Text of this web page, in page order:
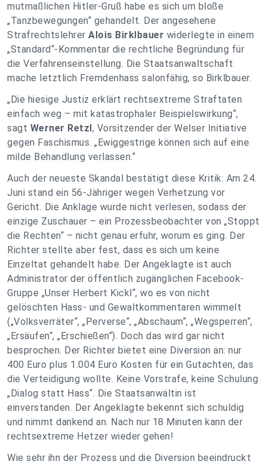
mutmaßlichen Hitler-Gruß habe es sich um bloße
„Tanzbewegungen“ gehandelt. Der angesehene
Strafrechtslehrer Alois Birklbauer widerlegte in einem
„Standard“-Kommentar die rechtliche Begründung für
die Verfahrenseinstellung. Die Staatsanwaltschaft
mache letztlich Fremdenhass salonfähig, so Birklbauer.
„Die hiesige Justiz erklärt rechtsextreme Straftaten
einfach weg – mit katastrophaler Beispielswirkung“,
sagt Werner Retzl, Vorsitzender der Welser Initiative
gegen Faschismus. „Ewiggestrige können sich auf eine
milde Behandlung verlassen.“
Auch der neueste Skandal bestätigt diese Kritik: Am 24.
Juni stand ein 56-Jähriger wegen Verhetzung vor
Gericht. Die Anklage wurde nicht verlesen, sodass der
einzige Zuschauer – ein Prozessbeobachter von „Stoppt
die Rechten“ – nicht genau erfuhr, worum es ging. Der
Richter stellte aber fest, dass es sich um keine
Einzeltat gehandelt habe. Der Angeklagte ist auch
Administrator der öffentlich zugänglichen Facebook-
Gruppe „Unser Herbert Kickl“, wo es von nicht
gelöschten Hass- und Gewaltkommentaren wimmelt
(„Volksverräter“, „Perverse“, „Abschaum“, „Wegsperren“,
„Ersäufen“, „Erschießen“). Doch das wird gar nicht
besprochen. Der Richter bietet eine Diversion an: nur
400 Euro plus 1.004 Euro Kosten für ein Gutachten, das
die Verteidigung wollte. Keine Vorstrafe, keine Schulung
„Dialog statt Hass“. Die Staatsanwältin ist
einverstanden. Der Angeklagte bekennt sich schuldig
und nimmt dankend an. Nach nur 18 Minuten kann der
rechtsextreme Hetzer wieder gehen!
Wie sehr ihn der Prozess und die Diversion beeindruckt